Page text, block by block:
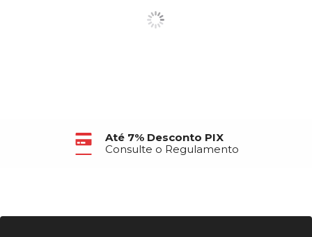
Até 6X Sem Juros
no Cartão de Crédito